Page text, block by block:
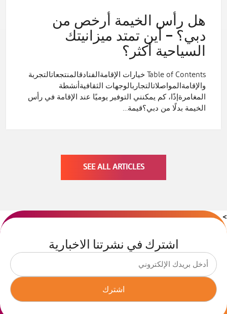
هل رأس الخيمة أرخص من
دبي؟ – أين تمتد ميزانيتك
السياحية أكثر؟
Table of Contents خيارات الإقامةالفنادقالمنتجعاتالتجربة
والإقامةالمواصلاتالتجاربالوجهات الثقافيةأنشطة
المغامرةإذًا، كم يمكنني التوفير يوميًا عند الإقامة في رأس
الخيمة بدلًا من دبي؟قيمة…
SEE ALL ARTICLES
>
اشترك في نشرتنا الاخبارية
اشترك